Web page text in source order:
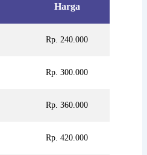
Harga
Rp. 240.000
Rp. 300.000
Rp. 360.000
Rp. 420.000